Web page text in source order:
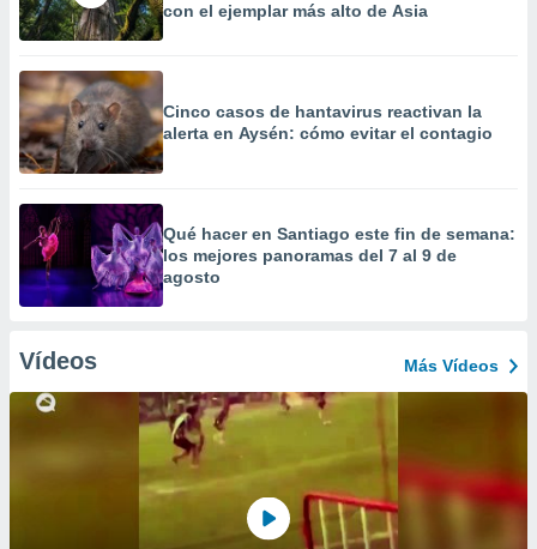
con el ejemplar más alto de Asia
Cinco casos de hantavirus reactivan la
alerta en Aysén: cómo evitar el contagio
Qué hacer en Santiago este fin de semana:
los mejores panoramas del 7 al 9 de
agosto
Vídeos Más Vídeos